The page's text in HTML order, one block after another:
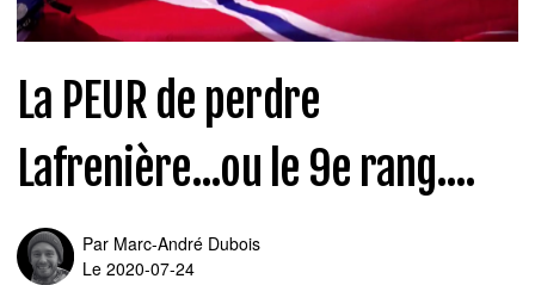
La PEUR de perdre
Lafrenière...ou le 9e rang....
Par Marc-André Dubois
Le 2020-07-24